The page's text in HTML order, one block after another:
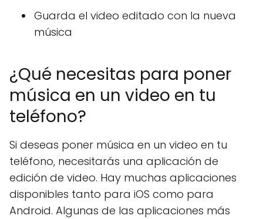
Guarda el video editado con la nueva
música
¿Qué necesitas para poner
música en un video en tu
teléfono?
Si deseas poner música en un video en tu
teléfono, necesitarás una aplicación de
edición de video. Hay muchas aplicaciones
disponibles tanto para iOS como para
Android. Algunas de las aplicaciones más